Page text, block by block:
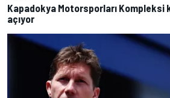
Kapadokya Motorsporları Kompleksi
açıyor